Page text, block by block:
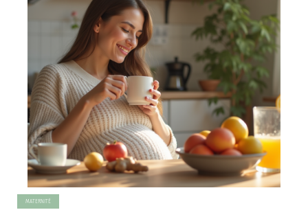
MATERNITÉ